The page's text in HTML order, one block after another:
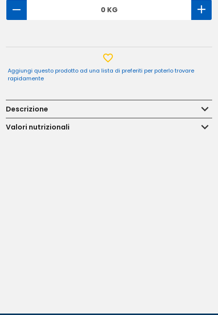
0 KG
Aggiungi questo prodotto ad una lista di preferiti per poterlo trovare
rapidamente
Descrizione
Valori nutrizionali